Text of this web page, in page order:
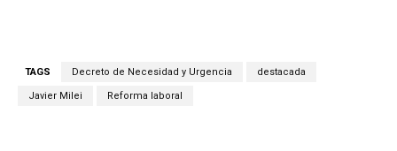
TAGS Decreto de Necesidad y Urgencia destacada
Javier Milei Reforma laboral